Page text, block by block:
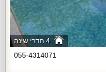
4 חדרי שינה
055-4314071